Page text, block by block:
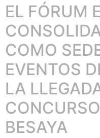
EL FÓRUM
COMO
EVENTOS
LA
BESAYA